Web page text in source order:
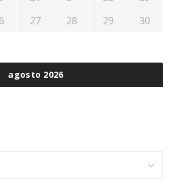
agosto 2026
27 28 29
30